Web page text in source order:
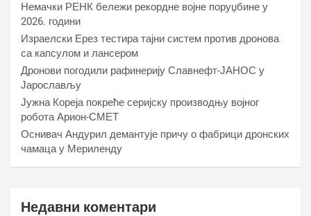
Немачки РЕНК бележи рекордне војне поруџбине у
2026. години
Израелски Ерез тестира тајни систем против дронова
са капсулом и лансером
Дронови погодили рафинерију Славнефт-ЈАНОС у
Јарослављу
Јужна Кореја покреће серијску производњу војног
робота Арион-СМЕТ
Оснивач Андурил демантује причу о фабрици дронских
чамаца у Мериленду
Недавни коментари